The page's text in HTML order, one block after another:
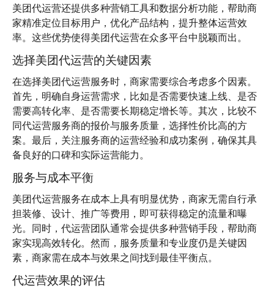
美团代运营还提供多种营销工具和数据分析功能，帮助商
家精准定位目标用户，优化产品结构，提升整体运营效
率。这些优势使得美团代运营在众多平台中脱颖而出。
选择美团代运营的关键因素
在选择美团代运营服务时，商家需要综合考虑多个因素。
首先，明确自身运营需求，比如是否需要快速上线、是否
需要高转化率、是否需要长期稳定增长等。其次，比较不
同代运营服务商的报价与服务质量，选择性价比高的方
案。最后，关注服务商的运营经验和成功案例，确保其具
备良好的口碑和实际运营能力。
服务与成本平衡
美团代运营服务在成本上具有明显优势，商家无需自行承
担装修、设计、推广等费用，即可获得稳定的流量和曝
光。同时，代运营团队通常会提供多种营销手段，帮助商
家实现高效转化。然而，服务质量和专业度仍是关键因
素，商家需在成本与效果之间找到最佳平衡点。
代运营效果的评估